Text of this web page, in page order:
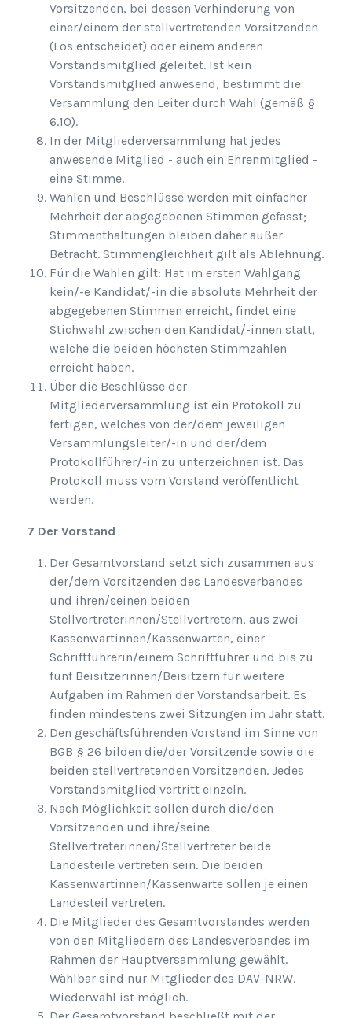
Vorsitzenden, bei dessen Verhinderung von
einer/einem der stellvertretenden Vorsitzenden
(Los entscheidet) oder einem anderen
Vorstandsmitglied geleitet. Ist kein
Vorstandsmitglied anwesend, bestimmt die
Versammlung den Leiter durch Wahl (gemäß §
6.10).
In der Mitgliederversammlung hat jedes
anwesende Mitglied - auch ein Ehrenmitglied -
eine Stimme.
Wahlen und Beschlüsse werden mit einfacher
Mehrheit der abgegebenen Stimmen gefasst;
Stimmenthaltungen bleiben daher außer
Betracht. Stimmengleichheit gilt als Ablehnung.
Für die Wahlen gilt: Hat im ersten Wahlgang
kein/-e Kandidat/-in die absolute Mehrheit der
abgegebenen Stimmen erreicht, findet eine
Stichwahl zwischen den Kandidat/-innen statt,
welche die beiden höchsten Stimmzahlen
erreicht haben.
Über die Beschlüsse der
Mitgliederversammlung ist ein Protokoll zu
fertigen, welches von der/dem jeweiligen
Versammlungsleiter/-in und der/dem
Protokollführer/-in zu unterzeichnen ist. Das
Protokoll muss vom Vorstand veröffentlicht
werden.
7 Der Vorstand
Der Gesamtvorstand setzt sich zusammen aus
der/dem Vorsitzenden des Landesverbandes
und ihren/seinen beiden
Stellvertreterinnen/Stellvertretern, aus zwei
Kassenwartinnen/Kassenwarten, einer
Schriftführerin/einem Schriftführer und bis zu
fünf Beisitzerinnen/Beisitzern für weitere
Aufgaben im Rahmen der Vorstandsarbeit. Es
finden mindestens zwei Sitzungen im Jahr statt.
Den geschäftsführenden Vorstand im Sinne von
BGB § 26 bilden die/der Vorsitzende sowie die
beiden stellvertretenden Vorsitzenden. Jedes
Vorstandsmitglied vertritt einzeln.
Nach Möglichkeit sollen durch die/den
Vorsitzenden und ihre/seine
Stellvertreterinnen/Stellvertreter beide
Landesteile vertreten sein. Die beiden
Kassenwartinnen/Kassenwarte sollen je einen
Landesteil vertreten.
Die Mitglieder des Gesamtvorstandes werden
von den Mitgliedern des Landesverbandes im
Rahmen der Hauptversammlung gewählt.
Wählbar sind nur Mitglieder des DAV-NRW.
Wiederwahl ist möglich.